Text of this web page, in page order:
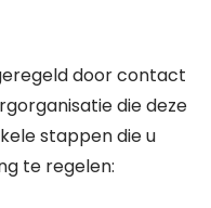
door contact
die deze
stappen die u
te regelen: